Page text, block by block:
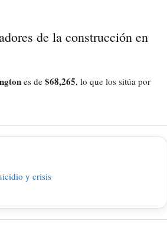
de la construcción en
es de $68,265, lo que los sitúa por